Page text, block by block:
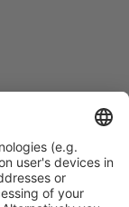
de anulare.